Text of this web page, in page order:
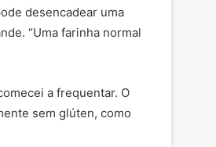
desencadear uma
“Uma farinha normal
a frequentar. O
sem glúten, como